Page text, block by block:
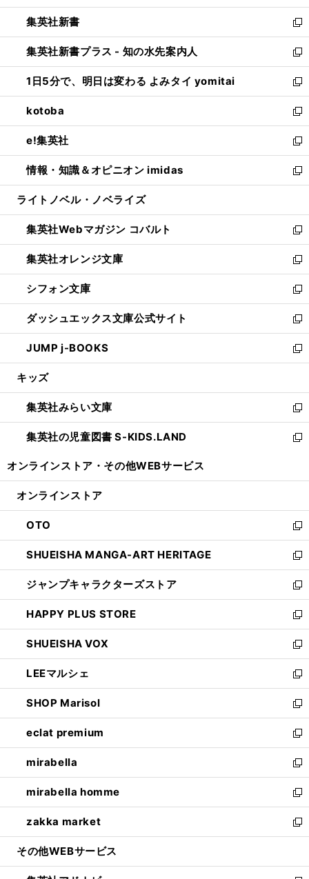
開
く
ウ
で
開
く
ウ
ィ
ン
ド
ウ
で
開
く
し
い
ウ
ィ
ン
ド
ウ
で
開
く
集英社新書
新
し
い
ウ
ィ
ン
ド
ウ
で
開
く
集英社新書プラス - 知の水先案内人
新
し
い
ウ
ィ
ン
ド
ウ
で
開
1日5分で、明日は変わる よみタイ yomitai
新
し
い
ウ
ィ
ン
ド
ウ
開
く
kotoba
新
し
い
ウ
ィ
ン
ウ
で
開
く
e!集英社
新
し
い
ウ
ン
ド
ウ
で
開
く
情報・知識＆オピニオン imidas
新
し
ウ
ィ
ン
ド
ウ
で
開
く
ライトノベル・ノベライズ
集英社Webマガジン コバルト
新
し
い
ウ
ィ
ン
ド
ウ
で
開
集英社オレンジ文庫
新
し
い
ウ
ィ
ン
ド
ウ
開
く
シフォン文庫
新
し
い
ウ
ィ
ン
ウ
で
開
く
ダッシュエックス文庫公式サイト
新
し
い
ウ
ン
ド
ウ
で
JUMP j-BOOKS
新
し
ウ
ィ
ン
ド
開
キッズ
集英社みらい文庫
新
し
い
ン
ウ
で
開
く
集英社の児童図書 S-KIDS.LAND
新
ウ
ン
ド
ウ
で
開
く
オンラインストア・ その他WEBサービス
オンラインストア
OTO
新
し
い
ウ
ィ
ン
ド
ウ
で
開
く
SHUEISHA MANGA-ART HERITAGE
新
し
い
ウ
ィ
ン
ド
ウ
で
開
く
ジャンプキャラクターズストア
新
し
い
ウ
ィ
ン
ド
ウ
で
開
く
HAPPY PLUS STORE
新
し
い
ウ
ィ
ン
ド
ウ
で
開
く
SHUEISHA VOX
新
し
い
ウ
ィ
ン
ド
ウ
で
開
く
LEEマルシェ
新
し
い
ウ
ィ
ン
ド
ウ
で
開
く
SHOP Marisol
新
し
い
ウ
ィ
ン
ド
ウ
で
開
eclat premium
新
し
い
ウ
ィ
ン
ド
ウ
開
mirabella
新
し
い
ウ
ィ
ン
ウ
mirabella homme
新
し
い
ウ
ン
zakka market
新
し
ウ
その他WEBサービス